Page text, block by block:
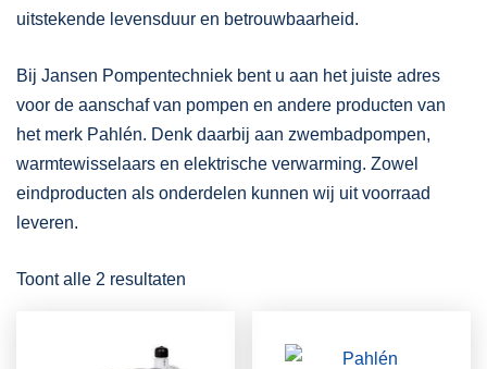
uitstekende levensduur en betrouwbaarheid.
Bij Jansen Pompentechniek bent u aan het juiste adres
voor de aanschaf van pompen en andere producten van
het merk Pahlén. Denk daarbij aan zwembadpompen,
warmtewisselaars en elektrische verwarming. Zowel
eindproducten als onderdelen kunnen wij uit voorraad
leveren.
Toont alle 2 resultaten